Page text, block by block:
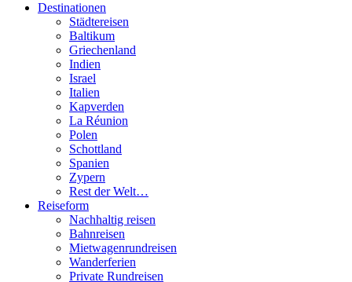
Destinationen
Städtereisen
Baltikum
Griechenland
Indien
Israel
Italien
Kapverden
La Réunion
Polen
Schottland
Spanien
Zypern
Rest der Welt…
Reiseform
Nachhaltig reisen
Bahnreisen
Mietwagenrundreisen
Wanderferien
Private Rundreisen